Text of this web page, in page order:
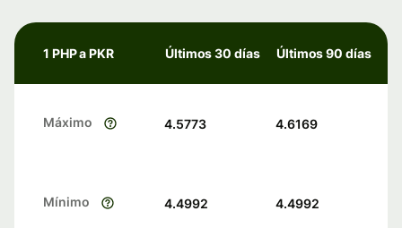
1 PHP a PKR Últimos 30 días Últimos 90 días
Máximo 4.5773 4.6169
Mínimo 4.4992 4.4992